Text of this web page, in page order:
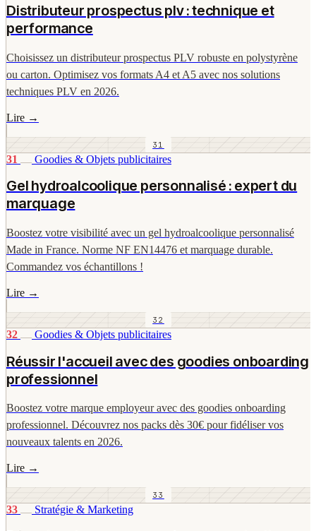
Distributeur prospectus plv : technique et
performance
Choisissez un distributeur prospectus PLV robuste en polystyrène
ou carton. Optimisez vos formats A4 et A5 avec nos solutions
techniques PLV en 2026.
Lire →
31
31 Goodies & Objets publicitaires
Gel hydroalcoolique personnalisé : expert du
marquage
Boostez votre visibilité avec un gel hydroalcoolique personnalisé
Made in France. Norme NF EN14476 et marquage durable.
Commandez vos échantillons !
Lire →
32
32 Goodies & Objets publicitaires
Réussir l'accueil avec des goodies onboarding
professionnel
Boostez votre marque employeur avec des goodies onboarding
professionnel. Découvrez nos packs dès 30€ pour fidéliser vos
nouveaux talents en 2026.
Lire →
33
33 Stratégie & Marketing